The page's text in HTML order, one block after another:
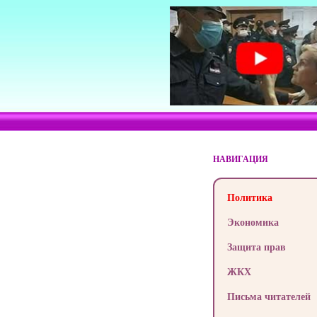
НАВИГАЦИЯ
Политика
Экономика
Защита прав
ЖКХ
Письма читателей